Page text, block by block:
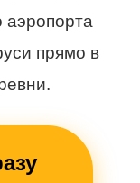
аэропорта
прямо в